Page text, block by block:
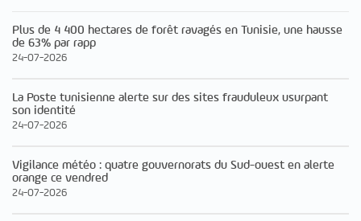
Plus de 4 400 hectares de forêt ravagés en Tunisie, une hausse
de 63% par rapp
24-07-2026
La Poste tunisienne alerte sur des sites frauduleux usurpant
son identité
24-07-2026
Vigilance météo : quatre gouvernorats du Sud-ouest en alerte
orange ce vendred
24-07-2026